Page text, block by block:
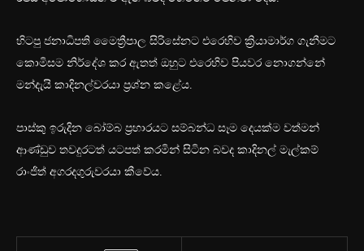
හිටපු ජනාධිපති මෛත්‍රීපාල සිරිසේනට එරෙහිව ක්‍රියාමාර්ග ගැනීමට
කොමිසම නිර්දේශ කර ඇතත් ඔහුට එරෙහිව පියවර නොගන්නේ
මන්දැයි කාදිනල්වරයා ප්‍රශ්න කළේය.
පාස්කු ඉරුදින බෝම්බ ප්‍රහාරයට සම්බන්ධ සෑම දෙයක්ම වත්මන්
ආණ්ඩුව තවදුරටත් යටපත් කරමින් සිටින බවද කාදිනල් මැල්කම්
රාංජිත් අගරදගුරුවරයා කීවේය.